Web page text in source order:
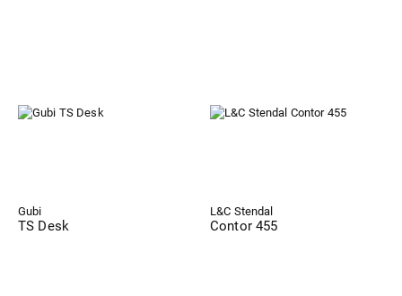
Gubi
TS Desk
L&C Stendal
Contor 455